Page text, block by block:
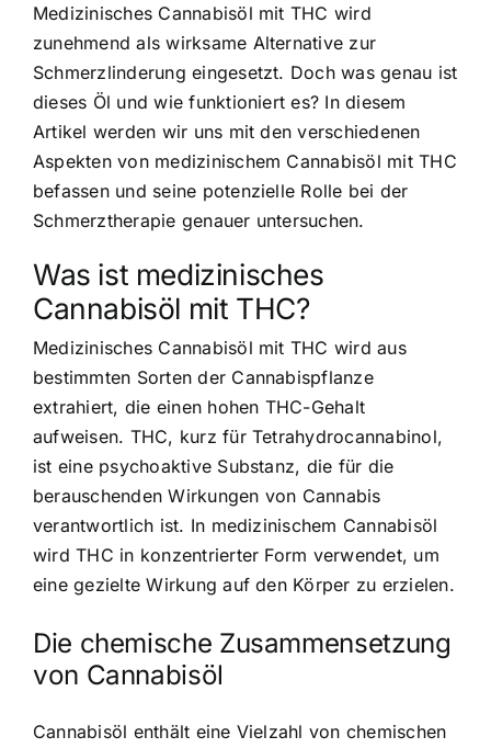
Medizinisches Cannabisöl mit THC wird
zunehmend als wirksame Alternative zur
Schmerzlinderung eingesetzt. Doch was genau ist
dieses Öl und wie funktioniert es? In diesem
Artikel werden wir uns mit den verschiedenen
Aspekten von medizinischem Cannabisöl mit THC
befassen und seine potenzielle Rolle bei der
Schmerztherapie genauer untersuchen.
Was ist medizinisches
Cannabisöl mit THC?
Medizinisches Cannabisöl mit THC wird aus
bestimmten Sorten der Cannabispflanze
extrahiert, die einen hohen THC-Gehalt
aufweisen. THC, kurz für Tetrahydrocannabinol,
ist eine psychoaktive Substanz, die für die
berauschenden Wirkungen von Cannabis
verantwortlich ist. In medizinischem Cannabisöl
wird THC in konzentrierter Form verwendet, um
eine gezielte Wirkung auf den Körper zu erzielen.
Die chemische Zusammensetzung
von Cannabisöl
Cannabisöl enthält eine Vielzahl von chemischen